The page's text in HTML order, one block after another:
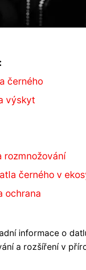
černého
výskyt
rozmnožování
černého v
ochrana
informace o
a rozšíření v